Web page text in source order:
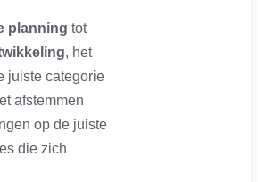
planning tot
, het
juiste categorie
afstemmen
op de juiste
die zich